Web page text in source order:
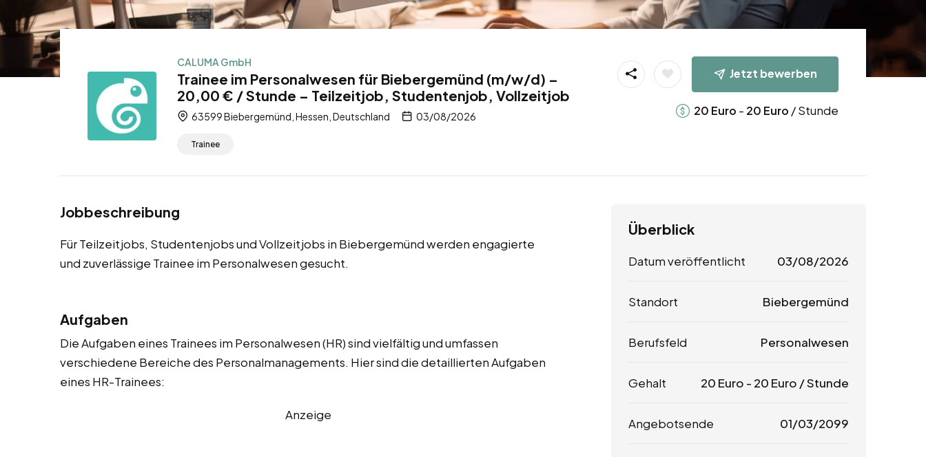
CALUMA GmbH
Trainee im Personalwesen für Biebergemünd (m/w/d) –
20,00 € / Stunde – Teilzeitjob, Studentenjob, Vollzeitjob
63599 Biebergemünd, Hessen, Deutschland 03/08/2026
Trainee
Jetzt bewerben
20 Euro - 20 Euro / Stunde
Jobbeschreibung
Für Teilzeitjobs, Studentenjobs und Vollzeitjobs in Biebergemünd werden engagierte
und zuverlässige Trainee im Personalwesen gesucht.
Aufgaben
Die Aufgaben eines Trainees im Personalwesen (HR) sind vielfältig und umfassen
verschiedene Bereiche des Personalmanagements. Hier sind die detaillierten Aufgaben
eines HR-Trainees:
Anzeige
Überblick
Datum veröffentlicht 03/08/2026
Standort Biebergemünd
Berufsfeld Personalwesen
Gehalt 20 Euro - 20 Euro / Stunde
Angebotsende 01/03/2099